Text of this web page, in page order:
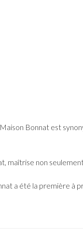
Bonnat est
maîtrise non
a été la première à